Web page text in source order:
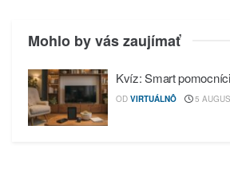
Mohlo by vás zaujímať
Kvíz: Smart pomocníci
OD VIRTUÁLNÔ 5